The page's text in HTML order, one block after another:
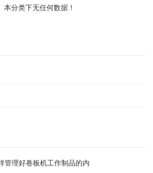
本分类下无任何数据！
管理好卷板机工作制品的内